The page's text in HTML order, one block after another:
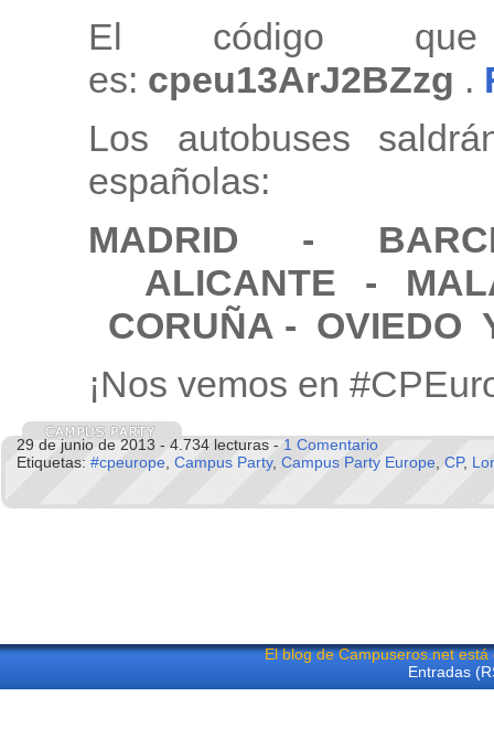
El código
es: cpeu13ArJ2BZzg .
Los autobuses
españolas:
MADRID -
ALICANTE -
CORUÑA -
¡Nos vemos en
29 de junio de 2013 - 4.734 lecturas - 1 Comentario
Etiquetas: #cpeurope Campus Party, Campus Party Europe CP,
El blog de Campuseros.net
Entradas